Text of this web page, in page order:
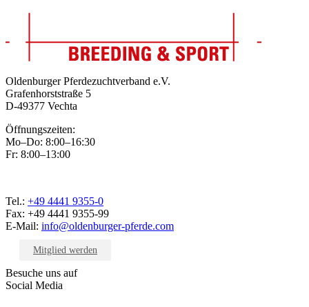
Oldenburger Pferdezuchtverband e.V.
Grafenhorststraße 5
D-49377 Vechta
Öffnungszeiten:
Mo–Do: 8:00–16:30
Fr: 8:00–13:00
Tel.: +49 4441 9355-0
Fax: +49 4441 9355-99
E-Mail: info@oldenburger-pferde.com
Mitglied werden
Besuche uns auf
Social Media